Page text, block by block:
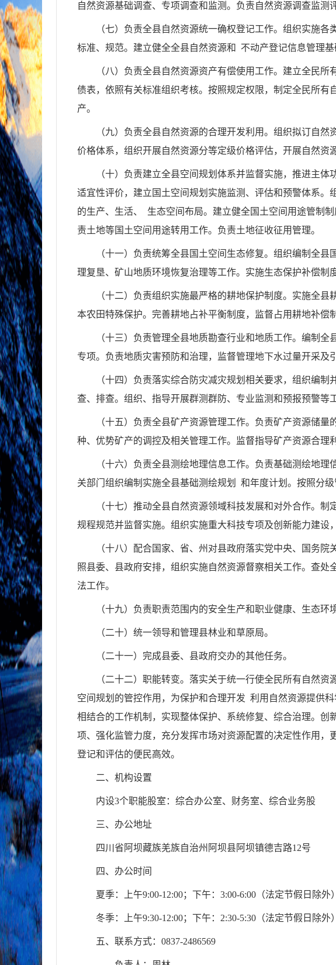
自然资源基础调查、专项调查和监测。 负责自然资源调查监测
（七）负责全县自然资源统一确权登记工作。组织实施各
标准、规范。建立健全全县自然资源和
不动产登记信息管理
（八）负责全县自然资源资产有偿使用工作。建立全民
债表，依照有关标准组织考核。按照规定权限，制定全民所有
产。
（九）负责全县自然资源的合理开发利用。组织拟订自
价格体系，组织开展自然资源分等定级价格评估，开展自然资
（十）负责建立全县空间规划体系并监督实施，推进主
适宜性评价，建立国土空间规划实施监测、评估和预警体系
的生产、生活、
生态空间布局。建立健全国土空间用途管制
责土地等国土空间用途转用工作。负责土地征收征用管理。
（十一）负责统筹全县国土空间生态修复。组织编制全
理复垦、矿山地质环境恢复治理等工作。实施生态保护补偿制
（十二）负责组织实施最严格的耕地保护制度。实施全
本农田特殊保护。完善耕地占补平衡制度，监督占用耕地补偿
（十三）负责管理全县地质勘查行业和地质工作。编制全
专项。负责地质灾害预防和治理，监督管理地下水过量开采及
（十四）负责落实综合防灾减灾规划相关要求，组织编
查、排查。组织、指导开展群测群防、专业监测和预报预警等
（十五）负责全县矿产资源管理工作。负责矿产资源储量
种、优势矿产的调控及相关管理工作。
监督指导矿产资源合理
（十六）负责全县测绘地理信息工作。负责基础测绘地理
关部门组织编制实施全县基础测绘规划
和年度计划。按照分
（十七）推动全县自然资源领域科技发展和对外合作。制
规程规范并监督实施。组织实施重大科技专项及创新能力建设
（十八）配合国家、省、州对县政府落实党中央、国务
照县委、县政府安排，组织实施自然资源督察相关工作。查处
法工作。
（十九）负责职责范围内的安全生产和职业健康、生态环
（二十）统一领导和管理县林业和草原局。
（二十一）完成县委、县政府交办的其他任务。
（二十二）职能转变。落实关于统一行使全民所有自然
空间规划的管控作用，为保护和合理开发 利用自然资源提供
相结合的工作机制，实现整体保护、系统修复、综合治理。
项、强化监管力度，充分发挥市场对资源配置的决定性作用
登记和评估的便民高效。
二、机构设置
内设3个职能股室： 综合办公室、 财务室、 综合业务股
三、办公地址
四川省阿坝藏族羌族自治州阿坝县阿坝镇德吉路12号
四、办公时间
夏季：上午9:00-12:00；下午： 3:00-6:00（法定节假日除外）
冬季：上午9:30-12:00； 下午： 2:30-5:30（法定节假日除外）
五、联系方式： 0837-2486569